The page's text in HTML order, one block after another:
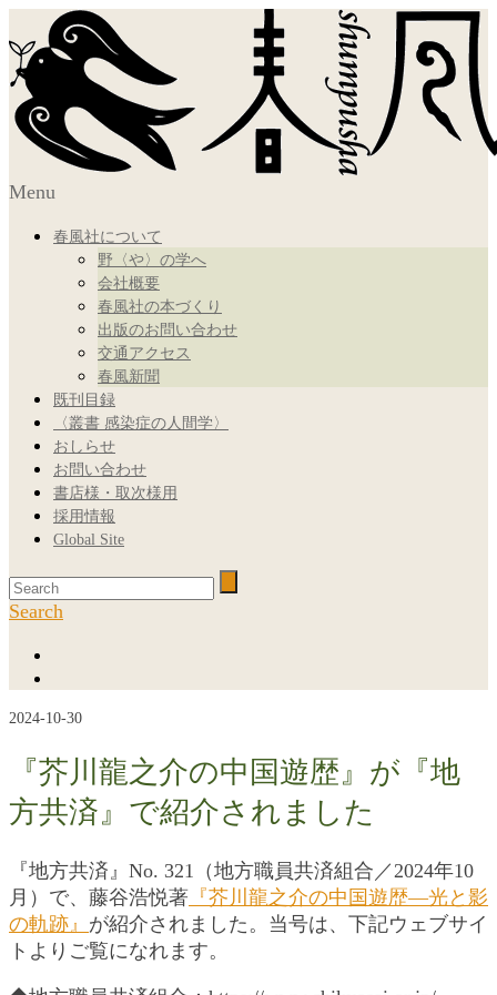
Menu
春風社について
野〈や〉の学へ
会社概要
春風社の本づくり
出版のお問い合わせ
交通アクセス
春風新聞
既刊目録
〈叢書 感染症の人間学〉
おしらせ
お問い合わせ
書店様・取次様用
採用情報
Global Site
Search
2024-10-30
『芥川龍之介の中国遊歴』が『地
方共済』で紹介されました
『地方共済』No. 321（地方職員共済組合／2024年10
月）で、藤谷浩悦著 『芥川龍之介の中国遊歴―光と影
の軌跡』 が紹介されました。当号は、下記ウェブサイ
トよりご覧になれます。